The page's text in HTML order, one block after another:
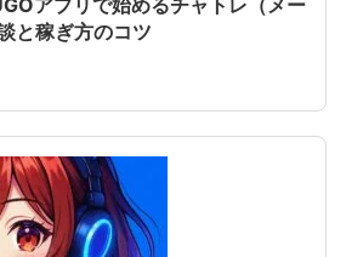
と稼ぎ方のコツ